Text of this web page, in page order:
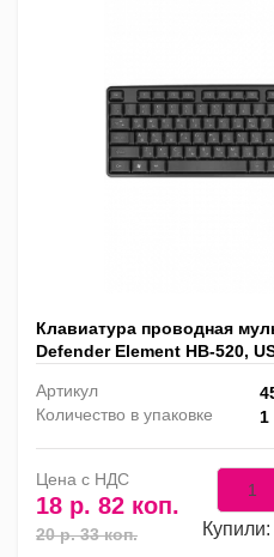
Клавиатура проводная
Defender Element HB-520,
Артикул
Количество в упаковке
1
Цена с НДС
18 р. 82 коп.
20 р. 33 коп.